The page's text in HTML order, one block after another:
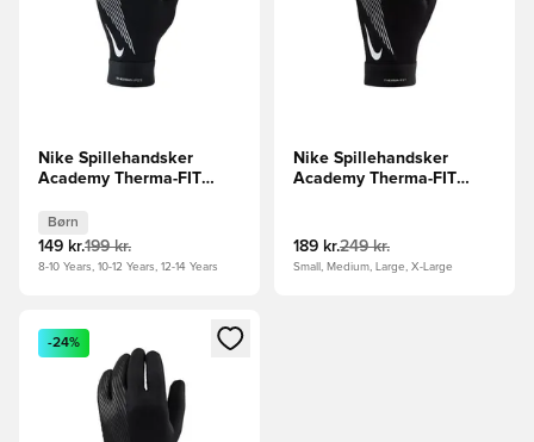
Nike Spillehandsker
Academy Therma-FIT
Børn
Børn
149 kr.199 kr.
8-10 Years, 10-12 Years, 12-14 Years
Nike Spillehandsker
Academy Therma-FIT
189 kr.249 kr.
Small, Medium, Large, X-Large
Åbner en Modal til at logge ind eller tilmelde dig som
-24%